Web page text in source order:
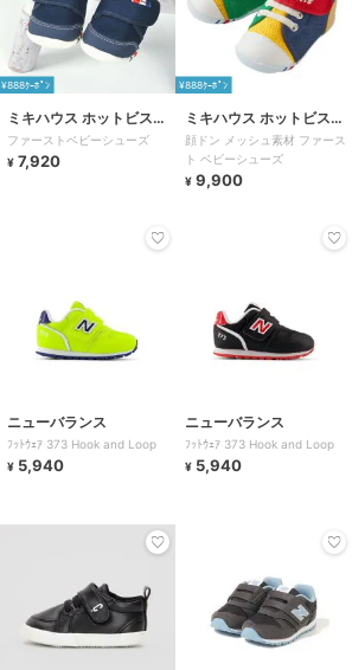
¥888ｸｰﾎﾟﾝ
ミキハウス ホットビスケ
ッツ
ファーストベビーシューズ
¥ 7,920
¥888ｸｰﾎﾟﾝ
ミキハウス ホットビスケ
ッツ
顔ドン メッシュ素材 ファース
ト ベビーシューズ
¥ 9,900
ニューバランス
ﾌｯﾄｳｪｱ 373 Hook and Loop
¥ 5,940
ニューバランス
ﾌｯﾄｳｪｱ 373 Hook and Loop
¥ 5,940